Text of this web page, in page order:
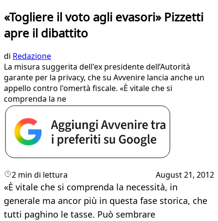
«Togliere il voto agli evasori» Pizzetti
apre il dibattito
di Redazione
​La misura suggerita dell'ex presidente dell’Autorità
garante per la privacy, che su Avvenire lancia anche un
appello contro l'omertà fiscale. «È vitale che si
comprenda la ne
2 min di lettura August 21, 2012
«È vitale che si comprenda la necessità, in
generale ma ancor più in questa fase storica, che
tutti paghino le tasse. Può sembrare